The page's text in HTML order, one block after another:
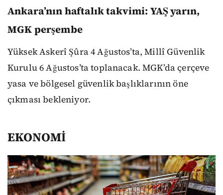
Ankara’nın haftalık takvimi: YAŞ yarın,
MGK perşembe
Yüksek Askerî Şûra 4 Ağustos’ta, Millî Güvenlik
Kurulu 6 Ağustos’ta toplanacak. MGK’da çerçeve
yasa ve bölgesel güvenlik başlıklarının öne
çıkması bekleniyor.
EKONOMİ